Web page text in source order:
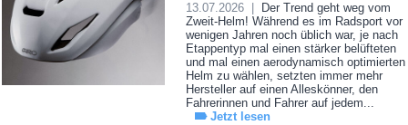
13.07.2026 |
Der Trend geht weg vom
Zweit-Helm! Während es im Radsport vor
wenigen Jahren noch üblich war, je nach
Etappentyp mal einen stärker belüfteten
und mal einen aerodynamisch optimierten
Helm zu wählen, setzten immer mehr
Hersteller auf einen Alleskönner, den
Fahrerinnen und Fahrer auf jedem...
Jetzt lesen